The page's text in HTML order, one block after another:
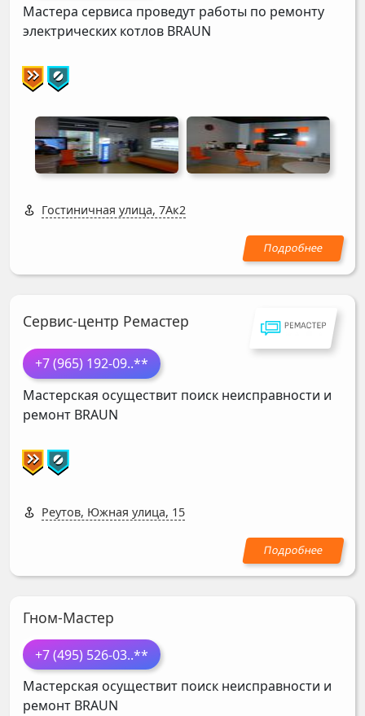
Мастера сервиса проведут работы по ремонту
электрических котлов BRAUN
Гостиничная улица, 7Ак2
Сервис-центр Ремастер
+7 (965) 192-09..**
Мастерская осуществит поиск неисправности и
ремонт BRAUN
Реутов, Южная улица, 15
Гном-Мастер
+7 (495) 526-03..**
Мастерская осуществит поиск неисправности и
ремонт BRAUN